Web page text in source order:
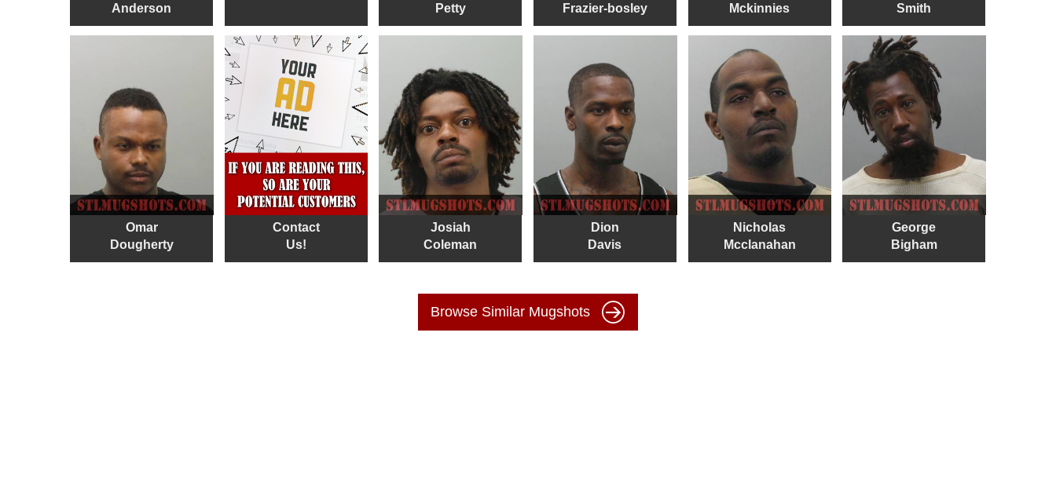
Anderson
Petty
Frazier-bosley
Mckinnies
Smith
Omar
Dougherty
Contact
Us!
Josiah
Coleman
Dion
Davis
Nicholas
Mcclanahan
George
Bigham
Browse Similar Mugshots